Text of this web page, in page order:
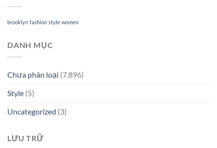
brooklyn fashion style women
DANH MỤC
Chưa phân loại (7.896)
Style (5)
Uncategorized (3)
LƯU TRỮ